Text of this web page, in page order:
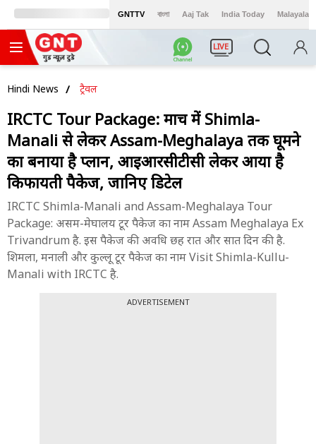
GNTTV বাংলা Aaj Tak India Today Malayalam
LIVE
Hindi News ट्रैवल
IRCTC Tour Package: मार्च में Shimla-
Manali से लेकर Assam-Meghalaya तक घूमने
का बनाया है प्लान, आईआरसीटीसी लेकर आया है
किफायती पैकेज, जानिए डिटेल
IRCTC Shimla-Manali and Assam-Meghalaya Tour
Package: असम-मेघालय टूर पैकेज का नाम Assam Meghalaya Ex
Trivandrum है. इस पैकेज की अवधि छह रात और सात दिन की है.
शिमला, मनाली और कुल्लू टूर पैकेज का नाम Visit Shimla-Kullu-
Manali with IRCTC है.
ADVERTISEMENT